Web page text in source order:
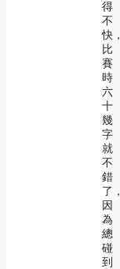
得
不
快，
比
賽
時
六
十
幾
字
就
不
錯
了，
因
為
總
碰
到